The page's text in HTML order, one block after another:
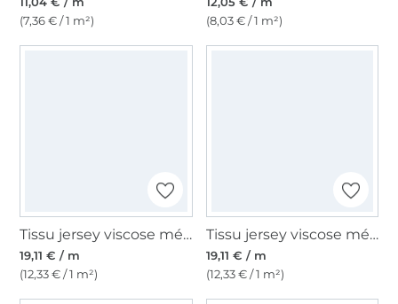
(7,36 € / 1 m²)
(8,03 € / 1 m²)
Tissu jersey viscose mélangé Chaînes Chains, noir
19,11 € / m
(12,33 € / 1 m²)
Tissu jersey viscose mélangé Léopard Animal Skin, taupe
19,11 € / m
(12,33 € / 1 m²)